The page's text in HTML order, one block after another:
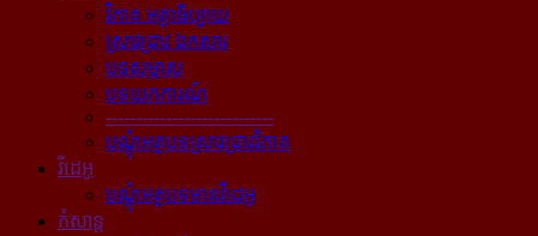
វិភាគ អត្ថាធិប្បាយ
ស្រាវជ្រាវ ឯកសារ
បទសម្ភាស
បទយកការណ៍
----------------------------
បណ្ដុំអត្ថបទស្រាវជ្រាវវិភាគ
វីដេអូ
បណ្ដុំអត្ថបទមានវីដេអូ
កំសាន្ដ